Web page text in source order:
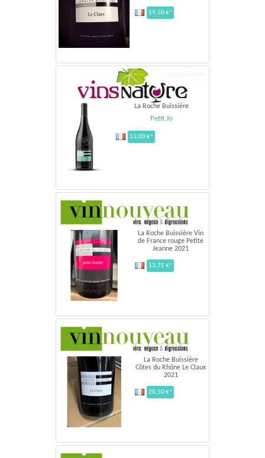
19,50 €*
La Roche Buissière
Petit Jo
13,00 €*
La Roche Buissière Vin
de France rouge Petite
Jeanne 2021
13,75 €*
La Roche Buissière
Côtes du Rhône Le Claux
2021
20,50 €*